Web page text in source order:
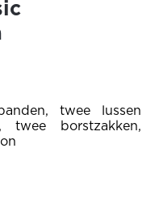
twee lussen
borstzakken,